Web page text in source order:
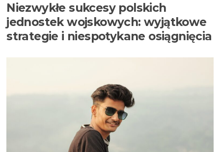
Niezwykłe sukcesy polskich
jednostek wojskowych: wyjątkowe
strategie i niespotykane osiągnięcia